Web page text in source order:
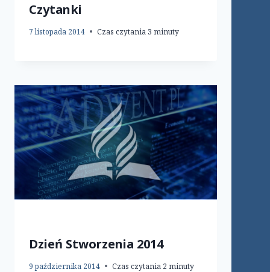
Czytanki
7 listopada 2014 Czas czytania 3 minuty
Dzień Stworzenia 2014
9 października 2014 Czas czytania 2 minuty